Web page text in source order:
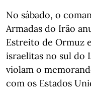
No sábado, o
Armadas do Irão
Estreito de Ormuz
israelitas no sul do
violam o
com os Estados